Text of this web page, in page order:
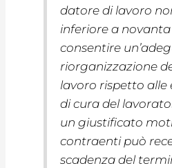
datore di lavoro
inferiore a
consentire
riorganizzazione
lavoro rispetto alle
di cura del
un giustificato
contraenti può
scadenza del